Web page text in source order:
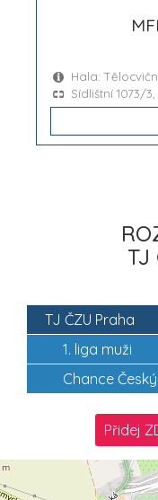
Hala:
Sídlištní 1073/
TJ
TJ ČZU Praha
1. liga muži
Chance
Přidej